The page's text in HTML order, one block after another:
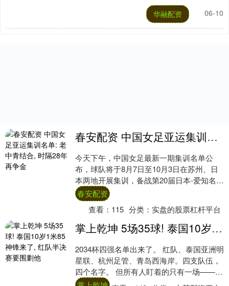
06-10
华融配资
春安配资 中国女足亚运集训名单: 老中青结合, 时隔28年再争金
今天下午，中国女足最新一期集训名单公
布，球队将于8月7日至10月3日在苏州、日
本两地开展集训，备战第20届日本-爱知名古
屋亚运会女足赛事。26名球员里，既有老
将....
春安配资
查看： 115 分类： 实盘的股票杠杆平台
掌上乾坤 5场35球! 泰国10岁1米85神锋来了, 红队半决赛要围剿他
2034杯四强名单出来了。 红队、泰国亚洲明
星联、杭州足管、青岛西海岸。四支队伍，
四个名字。 但所有人盯着的只有一场——红
队对泰国。不是另一场不精彩，是这一场